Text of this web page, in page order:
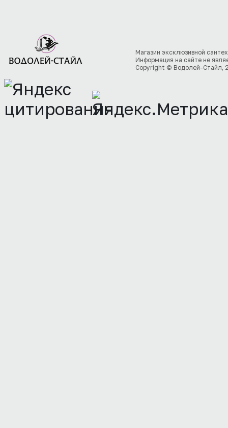
Магазин эксклюзивной
Информация на сайте не
Copyright © Водолей-Стайл,